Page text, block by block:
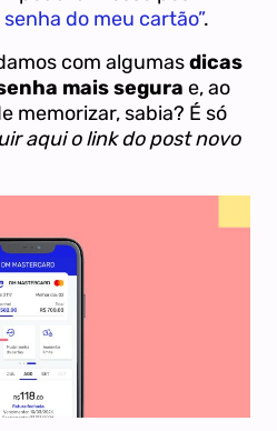
do meu cartão”.
com algumasdicas
mais segura e, ao
memorizar, sabia? É só
aqui o link do post novo